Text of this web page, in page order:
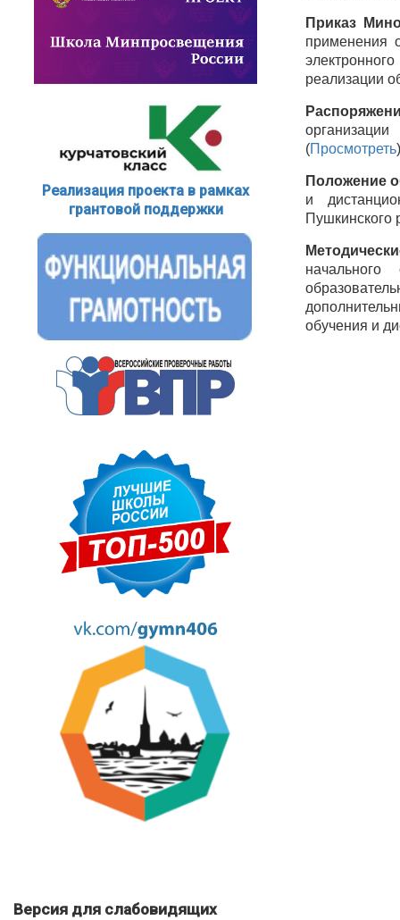
Реализация проекта в рамках
грантовой поддержки
Приказ
применения
реализации
(Просмотреть)
Положение
и
Пушкинского
обучения и
Версия для слабовидящих